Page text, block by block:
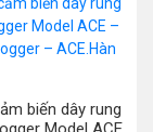
biến dây rung